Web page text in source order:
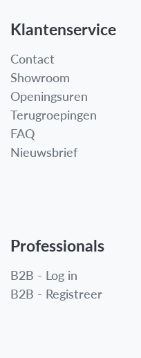
Klantenservice
Contact
Showroom
Openingsuren
Terugroepingen
FAQ
Nieuwsbrief
Professionals
B2B - Log in
B2B - Registreer